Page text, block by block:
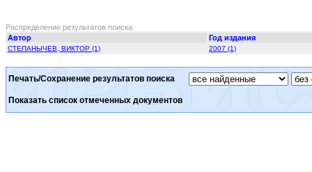
Распределение результатов поиска
Автор
Год издания
СТЕПАНЫЧЕВ, ВИКТОР (1) 2007 (1)
Печать/Сохранение результатов поиска
Показать список отмеченных документов